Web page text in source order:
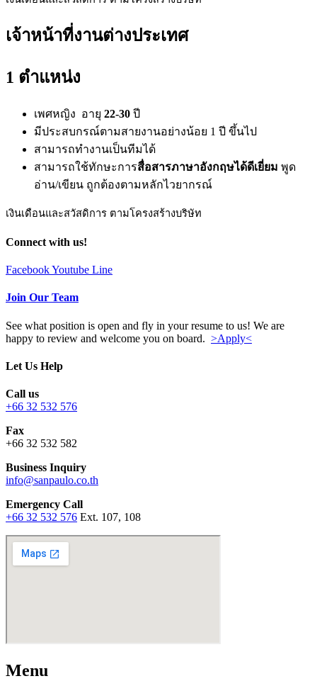
เจ้าหน้าที่งานต่างประเทศ
1 ตำแหน่ง
เพศหญิง อายุ 22-30 ปี
มีประสบกรณ์ตามสายงานอย่างน้อย 1 ปี ขึ้นไป
สามารถทำงานเป็นทีมได้
สามารถใช้ทักษะการสื่อสารภาษาอังกฤษได้ดีเยี่ยม พูด
อ่าน/เขียน ถูกต้องตามหลักไวยากรณ์
เงินเดือนและสวัสดิการ ตามโครงสร้างบริษัท
Connect with us!
FacebookYoutube Line
Join Our Team
See what position is open and fly in your resume to us! We are
happy to review and welcome you on board. >Apply<
Let Us Help
Call us
+66 32 532 576
Fax
+66 32 532 582
Business Inquiry
info@sanpaulo.co.th
Emergency Call
+66 32 532 576 Ext. 107, 108
Menu